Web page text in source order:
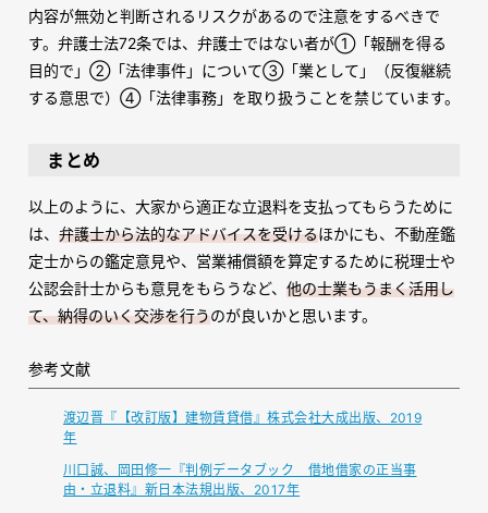
内容が無効と判断されるリスクがあるので注意をするべきで
す。弁護士法72条では、弁護士ではない者が①「報酬を得る
目的で」②「法律事件」について③「業として」（反復継続
する意思で）④「法律事務」を取り扱うことを禁じています。
まとめ
以上のように、大家から適正な立退料を支払ってもらうために
は、 弁護士から法的なアドバイスを受けるほかにも、不動産鑑
定士からの鑑定意見や、営業補償額を算定するために税理士や
公認会計士からも意見をもらうなど、 他の士業もうまく活用し
て、納得のいく交渉を行うのが良いかと思います。
参考文献
渡辺晋『【改訂版】建物賃貸借』株式会社大成出版、2019
年
川口誠、岡田修一『判例データブック 借地借家の正当事
由・立退料』新日本法規出版、2017年